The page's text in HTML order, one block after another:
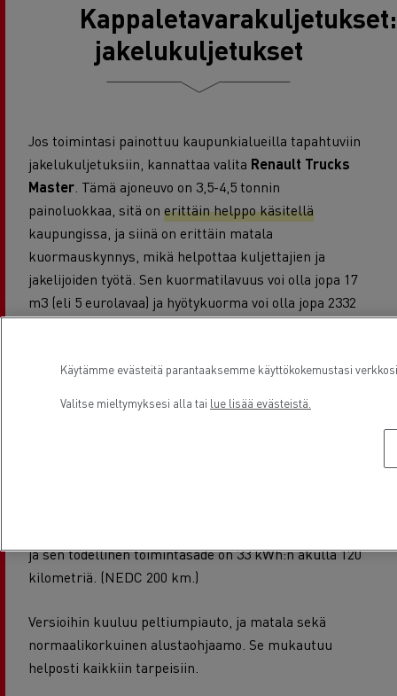
Kappaletavarakuljetukset:
jakelukuljetukset
Jos toimintasi painottuu kaupunkialueilla tapahtuviin
jakelukuljetuksiin, kannattaa valita Renault Trucks
Master. Tämä ajoneuvo on 3,5-4,5 tonnin
painoluokkaa, sitä on erittäin helppo käsitellä
kaupungissa, ja siinä on erittäin matala
kuormauskynnys, mikä helpottaa kuljettajien ja
jakelijoiden työtä. Sen kuormatilavuus voi olla jopa 17
m3 (eli 5 eurolavaa) ja hyötykuorma voi olla jopa 2332
järjestelmiä, kuten automaattivaihteisto ja ekotila
sekä vaihteenvaihtoavustin ja Stop & Start -
ja sen todellinen toimintasäde on 33 kWh:n akulla 120
kilometriä. (NEDC 200 km.)
Versioihin kuuluu peltiumpiauto, ja matala sekä
normaalikorkuinen alustaohjaamo. Se mukautuu
helposti kaikkiin tarpeisiin.
Käytämme evästeitä parantaaksemme käyttökokemustasi
Valitse mieltymyksesi alla tai lue lisää evästeistä.